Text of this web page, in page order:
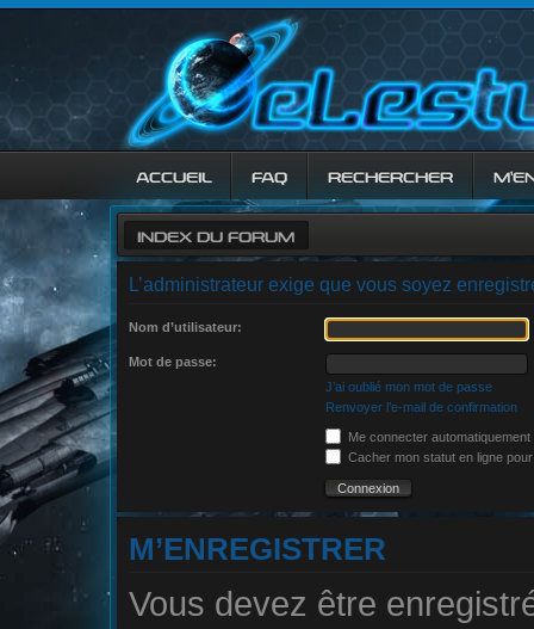
ACCUEIL FAQ RECHERCHER
INDEX DU FORUM
L’administrateur exige que vous soyez
Nom d’utilisateur:
Mot de passe:
J’ai oublié mon mot de passe
Renvoyer l’e-mail de confirmation
Me connecter
Cacher mon statut en ligne
M’ENREGISTRER
Vous devez être